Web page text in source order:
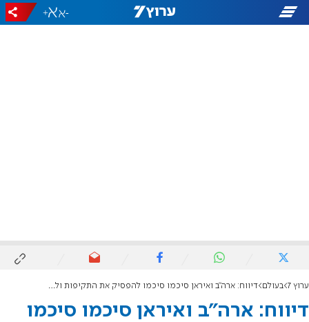
-
+
ערוץ 7 בעולם דיווח: ארה"ב ואיראן סיכמו סיכמו להפסיק את התקיפות ולהיפגש בקטאר
דיווח: ארה"ב ואיראן סיכמו סיכמו